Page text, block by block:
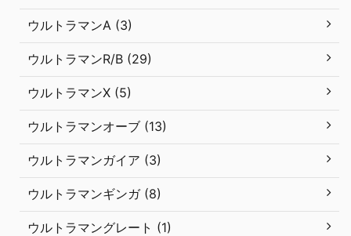
ウルトラマンA (3)
ウルトラマンR/B (29)
ウルトラマンX (5)
ウルトラマンオーブ (13)
ウルトラマンガイア (3)
ウルトラマンギンガ (8)
ウルトラマングレート (1)